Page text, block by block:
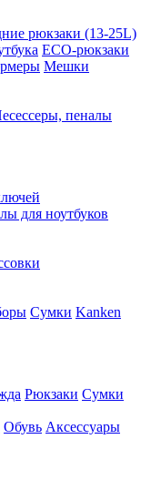
рюкзаки (13-25L)
ECO-рюкзаки
Мешки
пеналы
для ноутбуков
Сумки Kanken
Рюкзаки Сумки
Обувь Аксессуары